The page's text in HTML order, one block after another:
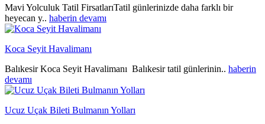
Mavi Yolculuk Tatil FirsatlarıTatil günlerinizde daha farklı bir
heyecan y.. haberin devamı
Koca Seyit Havalimanı
Balıkesir Koca Seyit Havalimanı Balıkesir tatil günlerinin.. haberin
devamı
Ucuz Uçak Bileti Bulmanın Yolları